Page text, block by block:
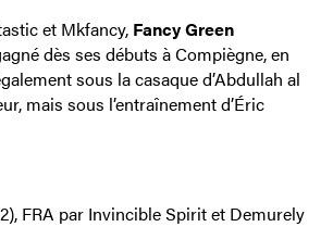
et Mkfancy, Fancy Green
dès ses débuts à Compiègne, en
sous la casaque d’Abdullah al
mais sous l’entraînement d’Éric
FRA par Invincible Spirit et Demurely